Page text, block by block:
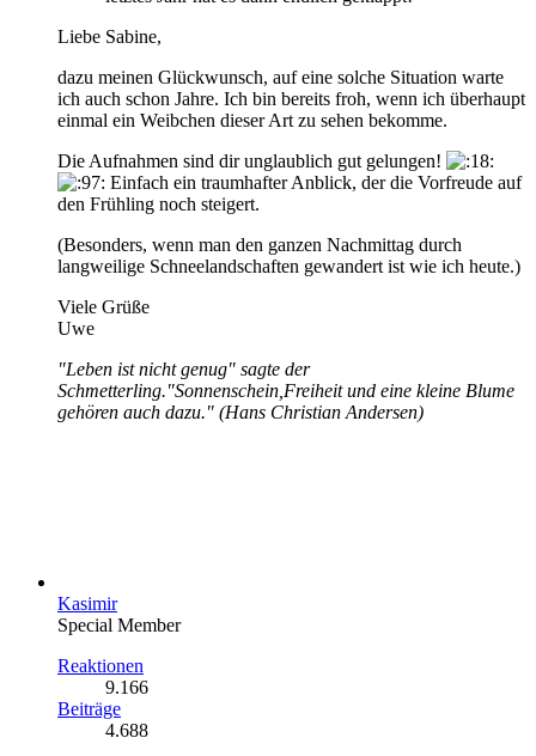
Liebe Sabine,
dazu meinen Glückwunsch, auf eine solche Situation warte
ich auch schon Jahre. Ich bin bereits froh, wenn ich überhaupt
einmal ein Weibchen dieser Art zu sehen bekomme.
Die Aufnahmen sind dir unglaublich gut gelungen!
Einfach ein traumhafter Anblick, der die Vorfreude auf
den Frühling noch steigert.
(Besonders, wenn man den ganzen Nachmittag durch
langweilige Schneelandschaften gewandert ist wie ich heute.)
Viele Grüße
Uwe
"Leben ist nicht genug" sagte der
Schmetterling."Sonnenschein,Freiheit und eine kleine Blume
gehören auch dazu." (Hans Christian Andersen)
Kasimir
Special Member
Reaktionen
9.166
Beiträge
4.688